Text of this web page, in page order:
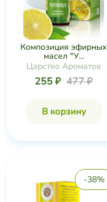
Композиция эфирных
масел "У...
Царство Ароматов
255 ₽ 477 ₽
В корзину
-38%